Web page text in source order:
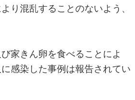
り混乱することのないよう、
家きん卵を食べることによ
感染した事例は報告されてい